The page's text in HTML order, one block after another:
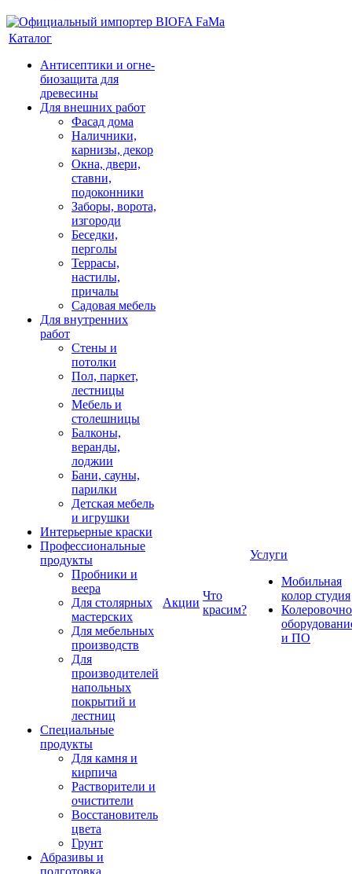
Каталог
Антисептики и огне-
биозащита для
древесины
Для внешних работ
Фасад дома
Наличники,
карнизы, декор
Окна, двери,
ставни,
подоконники
Заборы, ворота,
изгороди
Беседки,
перголы
Террасы,
настилы,
причалы
Садовая мебель
Для внутренних
работ
Стены и
потолки
Пол, паркет,
лестницы
Мебель и
столешницы
Балконы,
веранды,
лоджии
Бани, сауны,
парилки
Детская мебель
и игрушки
Интерьерные краски
Профессиональные
продукты
Пробники и
веера
Для столярных
мастерских
Для мебельных
производств
Для
производителей
напольных
покрытий и
лестниц
Специальные
продукты
Для камня и
кирпича
Растворители и
очистители
Восстановитель
цвета
Грунт
Абразивы и
подготовка
Акции
Что
красим?
Услуги
Мобильная
колор студия
и ПО